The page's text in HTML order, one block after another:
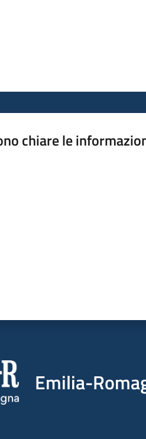
chiare le
Emilia-